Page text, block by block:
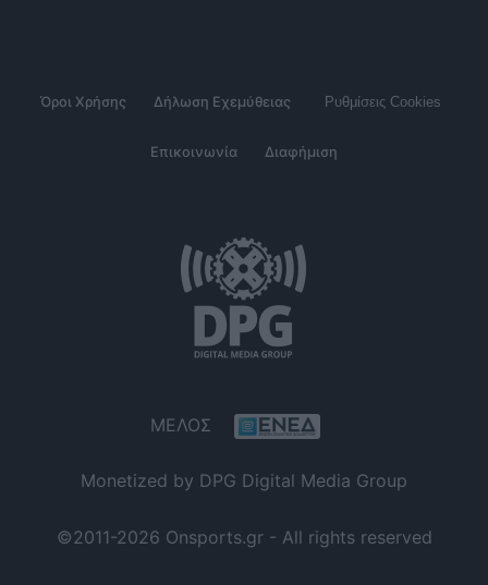
Όροι Χρήσης Δήλωση Εχεμύθειας Ρυθμίσεις Cookies
Επικοινωνία Διαφήμιση
ΜΕΛΟΣ
Monetized by DPG Digital Media Group
©2011-2026 Onsports.gr - All rights reserved